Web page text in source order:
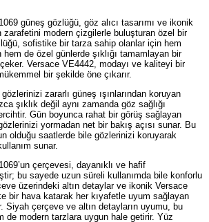
güneş gözlüğü, göz alıcı tasarımı ve ikonik
zarafetini modern çizgilerle buluşturan özel bir
sofistike bir tarza sahip olanlar için hem
de özel günlerde şıklığı tamamlayan bir
Versace VE4442, modayı ve kaliteyi bir
bir şekilde öne çıkarır.
zararlı güneş ışınlarından koruyan
şıklık değil aynı zamanda göz sağlığı
Gün boyunca rahat bir görüş sağlayan
yormadan net bir bakış açısı sunar. Bu
olduğu saatlerde bile gözlerinizi koruyarak
sunar.
çerçevesi, dayanıklı ve hafif
bu sayede uzun süreli kullanımda bile konforlu
üzerindeki altın detaylar ve ikonik Versace
bir hava katarak her kıyafetle uyum sağlayan
Siyah çerçeve ve altın detayların uyumu, bu
de modern tarzlara uygun hale getirir. Yüz